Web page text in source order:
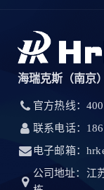
海瑞克斯（南京
官方热线：
联系电话：
电子邮箱：
公司地址：江